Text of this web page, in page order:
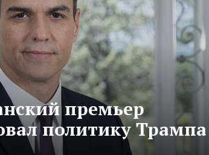
премьер
политику Трампа